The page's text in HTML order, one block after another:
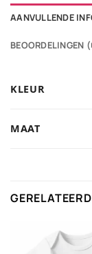
AANVULLENDE
BEOORDELINGEN
KLEUR
MAAT